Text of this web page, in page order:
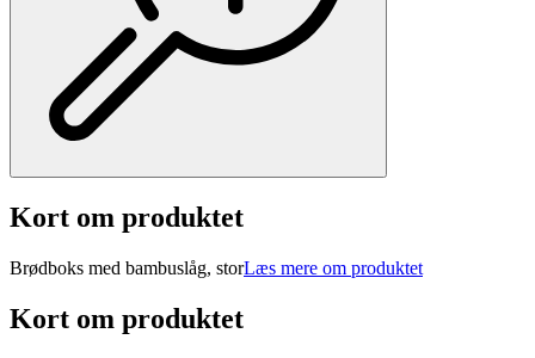
Kort om produktet
Brødboks med bambuslåg, storLæs mere om produktet
Kort om produktet